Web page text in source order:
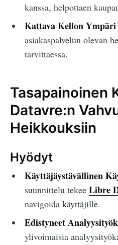
kanssa, helpottaen
Kattava Kellon
asiakaspalvelun olevan
tarvittaessa.
Tasapainoinen
Datavre:n
Heikkouksiin
Hyödyt
Käyttäjäystävällinen
suunnittelu tekee Libre
navigoida käyttäjille.
Edistyneet
ylivoimaisia